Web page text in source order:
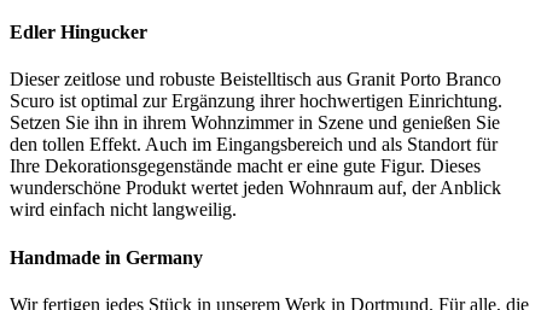
Edler Hingucker
Dieser zeitlose und robuste Beistelltisch aus Granit Porto Branco
Scuro ist optimal zur Ergänzung ihrer hochwertigen Einrichtung.
Setzen Sie ihn in ihrem Wohnzimmer in Szene und genießen Sie
den tollen Effekt. Auch im Eingangsbereich und als Standort für
Ihre Dekorationsgegenstände macht er eine gute Figur. Dieses
wunderschöne Produkt wertet jeden Wohnraum auf, der Anblick
wird einfach nicht langweilig.
Handmade in Germany
Wir fertigen jedes Stück in unserem Werk in Dortmund. Für alle, die